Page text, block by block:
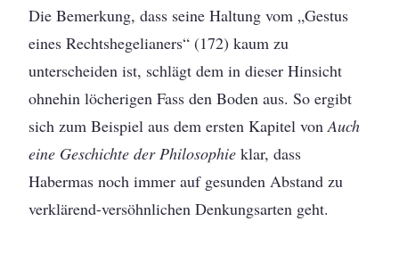
Die Bemerkung, dass seine Haltung vom „Gestus
eines Rechtshegelianers“ (172) kaum zu
unterscheiden ist, schlägt dem in dieser Hinsicht
ohnehin löcherigen Fass den Boden aus. So ergibt
sich zum Beispiel aus dem ersten Kapitel vonAuch
eine Geschichte der Philosophie klar, dass
Habermas noch immer auf gesunden Abstand zu
verklärend-versöhnlichen Denkungsarten geht.